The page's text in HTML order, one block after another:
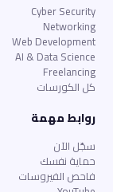
Cyber Security
Networking
Web Development
AI & Data Science
Freelancing
كل الكورسات
روابط مهمة
سجّل الآن
حماية نفسك
فاحص الفيروسات